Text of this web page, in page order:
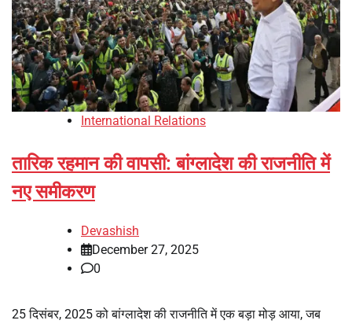
International Relations
तारिक रहमान की वापसी: बांग्लादेश की राजनीति में
नए समीकरण
Devashish
December 27, 2025
0
25 दिसंबर, 2025 को बांग्लादेश की राजनीति में एक बड़ा मोड़ आया, जब